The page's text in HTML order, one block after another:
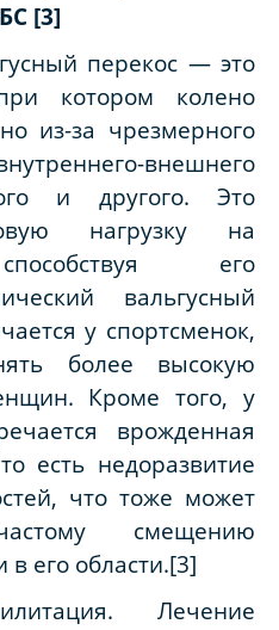
[3]
перекос — это
котором колено
из-за чрезмерного
внешнего
и другого. Это
нагрузку на
его
вальгусный
у спортсменок,
более высокую
Кроме того, у
врожденная
есть недоразвитие
что тоже может
смещению
его области.[3]
Лечение